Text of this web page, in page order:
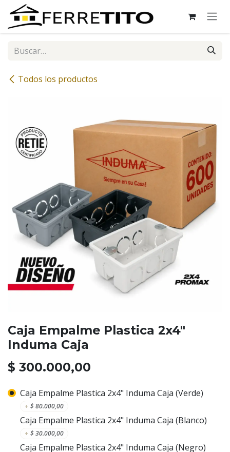
Ir al contenido
Todos los productos
Caja Empalme Plastica 2x4"
Induma Caja
$ 300.000,00
Caja Empalme Plastica 2x4" Induma Caja (Verde)
+ $80.000,00
Caja Empalme Plastica 2x4" Induma Caja (Blanco)
+ $30.000,00
Caja Empalme Plastica 2x4" Induma Caja (Negro)